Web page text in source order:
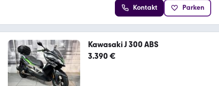
Kontakt Parken
Kawasaki J 300 ABS
3.390 €